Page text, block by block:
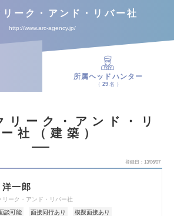
ーク・アンド・リバー社
http://www.arc-agency.jp/
所属ヘッドハンター
29 名
リーク・アンド・リ
社（建築）
登録日 13/06/07
一郎
リーク・アンド・リバー社
談可能
面接同行あり
模擬面接あり